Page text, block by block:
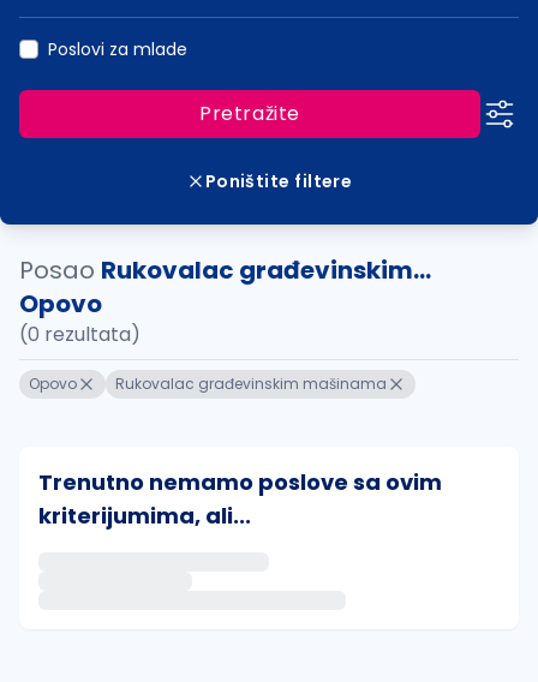
Poslovi za mlade
Pretražite
Poništite filtere
Posao Rukovalac građevinskim...
Opovo
(0 rezultata)
Opovo Rukovalac građevinskim mašinama
Trenutno nemamo poslove sa ovim
kriterijumima, ali...